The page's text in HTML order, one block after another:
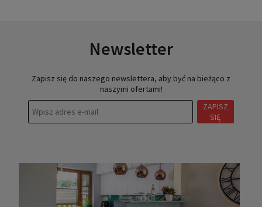
Newsletter
Zapisz się do naszego newslettera, aby być na bieżąco z
naszymi ofertami!
ZAPISZ
SIĘ